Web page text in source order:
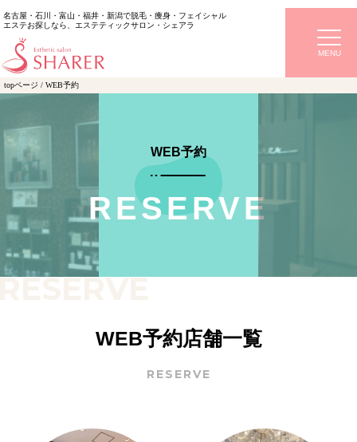
名古屋・石川・富山・福井・新潟で脱毛・痩身・フェイシャル
エステお探しなら、エステティックサロン・シェアラ
topページ / WEB予約
WEB予約
WEB予約店舗一覧